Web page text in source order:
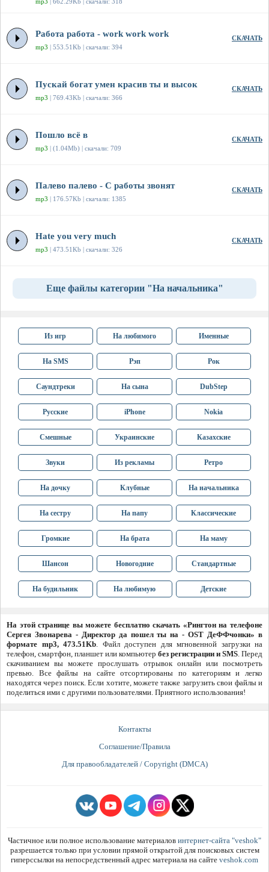
mp3 | 662.29Kb | скачали: 318
Работа работа - work work work
mp3 | 553.51Kb | скачали: 394
СКАЧАТЬ
Пускай богат умен красив ты и высок
mp3 | 769.43Kb | скачали: 366
СКАЧАТЬ
Пошло всё в
mp3 | (1.04Mb) | скачали: 709
СКАЧАТЬ
Палево палево - С работы звонят
mp3 | 176.57Kb | скачали: 1385
СКАЧАТЬ
Hate you very much
mp3 | 473.51Kb | скачали: 326
СКАЧАТЬ
Еще файлы категории "На начальника"
Из игр На любимого Именные
На SMS Рэп Рок
Саундтреки На сына DubStep
Русские iPhone Nokia
Смешные Украинские Казахские
Звуки Из рекламы Ретро
На дочку Клубные На начальника
На сестру На папу Классические
Громкие На брата На маму
Шансон Новогодние Стандартные
На будильник На любимую Детские
На этой странице вы можете бесплатно скачать «Рингтон на телефоне
Сергея Звонарева - Директор да пошел ты на - OST ДеФФчонки» в
формате mp3, 473.51Kb. Файл доступен для мгновенной загрузки на
телефон, смартфон, планшет или компьютер без регистрации и SMS. Перед
скачиванием вы можете прослушать отрывок онлайн или посмотреть
превью. Все файлы на сайте отсортированы по категориям и легко
находятся через поиск. Если хотите, можете также загрузить свои файлы и
поделиться ими с другими пользователями. Приятного использования!
Контакты
Соглашение/Правила
Для правообладателей / Copyright (DMCA)
Частичное или полное использование материалов интернет-сайта "veshok"
разрешается только при условии прямой открытой для поисковых систем
гиперссылки на непосредственный адрес материала на сайте veshok.com